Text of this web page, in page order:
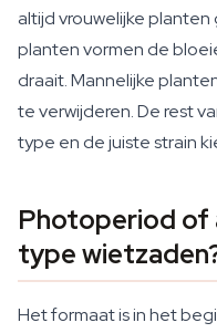
altijd vrouwelijke
planten vormen de
draait. Mannelijke
te verwijderen. De rest
type en de juiste strain
Photoperiod of
type
Het formaat is in het